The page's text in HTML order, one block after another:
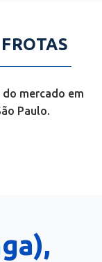
mercado em
Paulo.